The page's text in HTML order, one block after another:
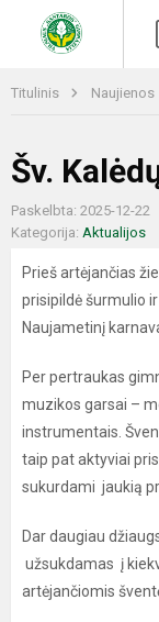
Titulinis Naujienos
Šv.
Paskelbta: 2025-12-22
Kategorija: Aktualijos
Prieš artėjančias
prisipildė šurmulio
Naujametinį
Per pertraukas
muzikos garsai –
instrumentais.
taip pat aktyviai
sukurdami jaukią
Dar daugiau
užsukdamas į
artėjančiomis